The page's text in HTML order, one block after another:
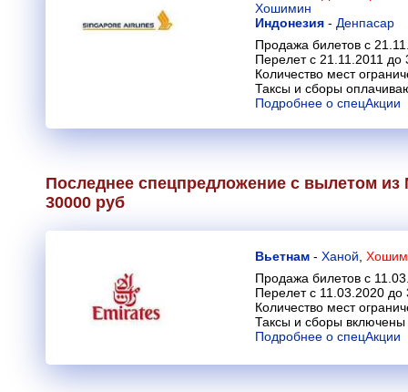
Хошимин
Индонезия - Денпасар
Продажа билетов с
Перелет с 21.11.2011 до
Количество мест
Таксы и сборы
Подробнее о спецАкции
Последнее спецпредложение с вылетом
30000 руб
Вьетнам - Ханой
Продажа билетов с
Перелет с 11.03.2020 до
Количество мест
Таксы и сборы включены
Подробнее о спецАкции